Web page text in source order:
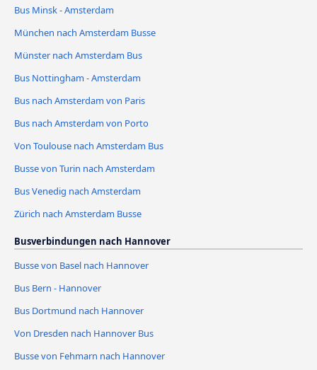
Bus Minsk - Amsterdam
München nach Amsterdam Busse
Münster nach Amsterdam Bus
Bus Nottingham - Amsterdam
Bus nach Amsterdam von Paris
Bus nach Amsterdam von Porto
Von Toulouse nach Amsterdam Bus
Busse von Turin nach Amsterdam
Bus Venedig nach Amsterdam
Zürich nach Amsterdam Busse
Busverbindungen nach Hannover
Busse von Basel nach Hannover
Bus Bern - Hannover
Bus Dortmund nach Hannover
Von Dresden nach Hannover Bus
Busse von Fehmarn nach Hannover